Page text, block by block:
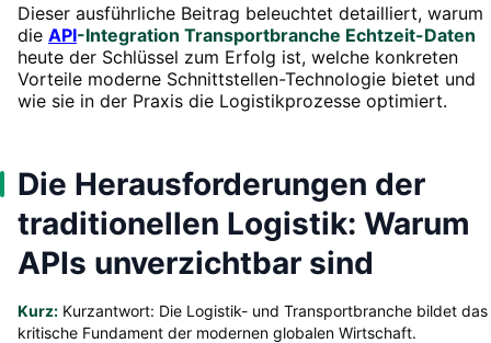
Dieser ausführliche Beitrag beleuchtet detailliert, warum
die API-Integration Transportbranche Echtzeit-Daten
heute der Schlüssel zum Erfolg ist, welche konkreten
Vorteile moderne Schnittstellen-Technologie bietet und
wie sie in der Praxis die Logistikprozesse optimiert.
Die Herausforderungen der
traditionellen Logistik: Warum
APIs unverzichtbar sind
Kurz: Kurzantwort: Die Logistik- und Transportbranche bildet das
kritische Fundament der modernen globalen Wirtschaft.